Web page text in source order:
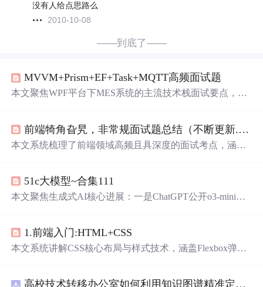
没有人给点思路么
2010-10-08
——到底了——
MVVM+Prism+EF+Task+MQTT高频面试题
本文聚焦WPF平台下MES系统的主流技术栈面试要点，涵
航、事件聚合器与依赖注入机制；EF Core在Code First、D
bContext生命周期管理（Factory模式）、事务与软删除等
础定位。内容紧扣工业软件开发真实痛点。
前端犄角旮旯，非常规面试题总结（不断更新....）
本文系统梳理了前端领域高频且具深度的面试考点，涵盖
型链、继承、内存管理）、框架原理（Vue3响应式、React
Hooks、Vuex/Pinia）、网络协议（HTTP/HTTPS/HTTP2、
等关键技术点。
51c大模型~合集111
本文聚焦生成式AI核心进展：一是ChatGPT公开o3-mini思
疏MoE视频基座模型，通过物理感知数据工程、级联精修
架构与多维奖励GRPO强化学习，提升视频生成的物理合
的有效性。内容涵盖思维链机制、MoE视频建模、具身智
1.前端入门:HTML+CSS
本文系统讲解CSS核心布局与样式技术，涵盖Flexbox弹性
sition过渡、animation关键帧动画、3D变换、Grid网格布高校技术转移办公室如何利用知识图谱精准定位产业需求与技术适配点？.docx